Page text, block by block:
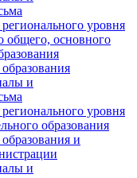
уровня
общего, основного
и
уровня
образования
и
и